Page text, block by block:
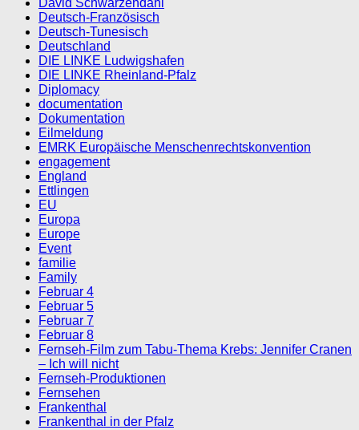
Deutsch-Französisch
Deutsch-Tunesisch
Deutschland
DIE LINKE Ludwigshafen
DIE LINKE Rheinland-Pfalz
Diplomacy
documentation
Dokumentation
Eilmeldung
EMRK Europäische Menschenrechtskonvention
engagement
England
Ettlingen
EU
Europa
Europe
Event
familie
Family
Februar 4
Februar 5
Februar 7
Februar 8
Fernseh-Film zum Tabu-Thema Krebs: Jennifer Cranen
– Ich will nicht
Fernseh-Produktionen
Fernsehen
Frankenthal
Frankenthal in der Pfalz